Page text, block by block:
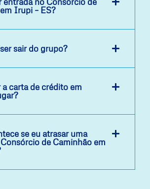
Irupi – ES?
sair do grupo?
a carta de crédito em
se eu atrasar uma
de Caminhão em